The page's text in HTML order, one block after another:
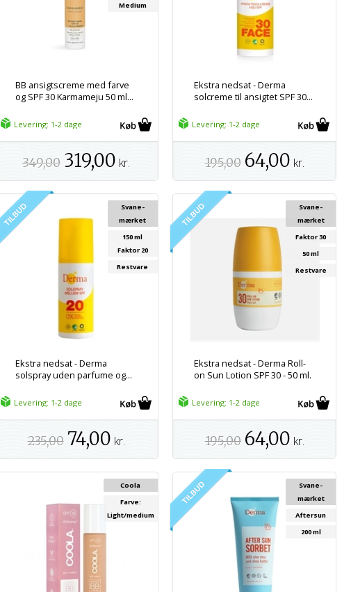
BB ansigtscreme med farve
og SPF 30 Karmameju 50 ml...
Medium
Levering: 1-2 dage
349,00 319,00 kr.
Ekstra nedsat - Derma
solcreme til ansigtet SPF 30...
Levering: 1-2 dage
195,00 64,00 kr.
Ekstra nedsat - Derma
solspray uden parfume og...
Svane-
mærket
150 ml
Faktor 20
Restvare
Levering: 1-2 dage
235,00 74,00 kr.
Ekstra nedsat - Derma Roll-
on Sun Lotion SPF 30 - 50 ml.
Svane-
mærket
Faktor 30
50 ml
Restvare
Levering: 1-2 dage
195,00 64,00 kr.
Coola
Farve:
Light/medium
Svane-
mærket
Aftersun
200 ml